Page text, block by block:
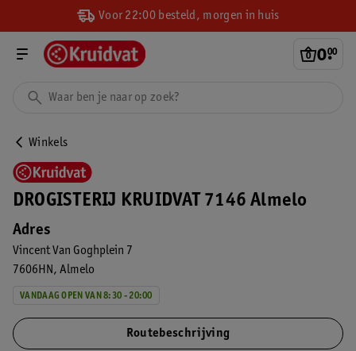
Voor 22:00 besteld, morgen in huis
0.
00
Winkels
DROGISTERIJ KRUIDVAT 7146 Almelo
Adres
Vincent Van Goghplein 7
7606HN
Almelo
VANDAAG OPEN VAN 8:30 - 20:00
Routebeschrijving